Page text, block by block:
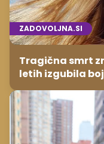
ZADOVOLJNA.SI
Tragična smrt
letih izgubila